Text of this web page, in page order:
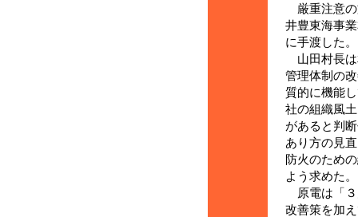
厳重注意の
井豊東海事
に手渡した。
山田村長は
管理体制の
質的に機能
社の組織風
があると判
あり方の見
防火のため
よう求めた。
原電は「３
改善策を加